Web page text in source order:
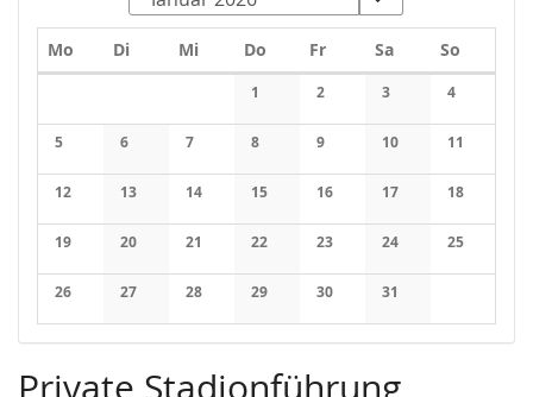
Mo Montag
DiDienstag
MiMittwoch
Do Donnerstag
FrFreitagSaSamstag
So
1
Keine Veranstaltungen
2
Keine Veranstaltungen
3
Keine
4
Keine
5
Keine Veranstaltungen
6
Keine Veranstaltungen
7
Keine Veranstaltungen
8
Keine Veranstaltungen
9
Keine Veranstaltungen
10
Keine
11
Keine
12
Keine Veranstaltungen
13
Keine Veranstaltungen
14
Keine Veranstaltungen
15
Keine Veranstaltungen
16
Keine Veranstaltungen
17
Keine
18
Keine
19
Keine Veranstaltungen
20
Keine Veranstaltungen
21
Keine Veranstaltungen
22
Keine Veranstaltungen
23
Keine Veranstaltungen
24
Keine
25
Keine
26
Keine Veranstaltungen
27
Keine Veranstaltungen
28
Keine Veranstaltungen
29
Keine Veranstaltungen
30
Keine Veranstaltungen
31
Keine
Private Stadionführung